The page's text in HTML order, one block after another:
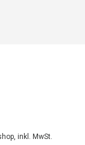
inkl. MwSt.